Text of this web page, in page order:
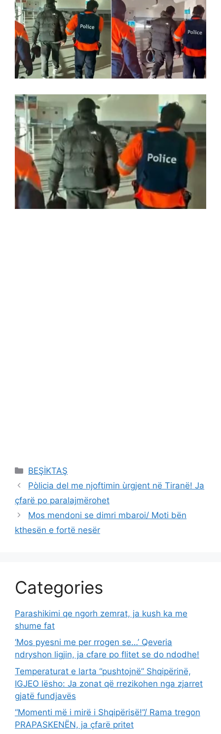
Categories
BEŞİKTAŞ
Pòlicia del me njoftimin ùrgjent në Tiranë! Ja
çfarë po paralajmërohet
Mos mendoni se dimri mbaroi/ Moti bën
kthesën e fortë nesër
Categories
Parashikimi qe ngorh zemrat, ja kush ka me
shume fat
‘Mos pyesni me per rrogen se…’ Qeveria
ndryshon ligjin, ja cfare po flitet se do ndodhe!
Temperaturat e larta “pushtojnë” Shqipërinë,
IGJEO lësho: Ja zonat që rrezikohen nga zjarret
gjatë fundjavës
“Momenti më i mirë i Shqipërisë!”/ Rama tregon
PRAPASKENËN, ja çfarë pritet